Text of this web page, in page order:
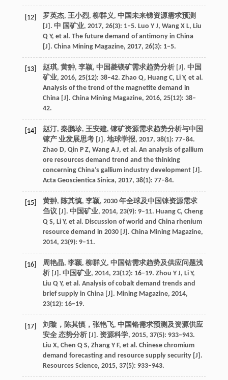
[12]
罗英杰, 王小烈, 柳群义, 中国未来锑资源需求预测
[J]. 中 国矿业, 2017, 26(3): 1–5. Luo Y J, Wang X L, Liu
Q Y, et al. The future demand of antimony in China
[J]. China Mining Magazine, 2017, 26(3): 1–5.
[13]
赵琪, 黄翀, 李颖, 中国菱镁矿需求趋势分析 [J]. 中国
矿业, 2016, 25(12): 38–42. Zhao Q, Huang C, Li Y, et al.
Analysis of the trend of the magnetite demand in
China [J]. China Mining Magazine, 2016, 25(12): 38–
42.
[14]
赵汀, 秦鹏珍, 王安建, 镓矿资源需求趋势分析与中国
镓产 业发展思考 [J]. 地球学报, 2017, 38(1): 77–84.
Zhao D, Qin P Z, Wang A J, et al. An analysis of gallium
ore resources demand trend and the thinking
concerning China’s gallium industry development [J].
Acta Geoscientica Sinica, 2017, 38(1): 77–84.
[15]
黄翀, 陈其慎, 李颖, 2030 年全球及中国铼资源需求
刍议 [J]. 中国矿业, 2014, 23(9): 9–11. Huang C, Cheng
Q S, Li Y, et al. Discussion of world and China rhenium
resource demand in 2030 [J]. China Mining Magazine,
2014, 23(9): 9–11.
[16]
周艳晶, 李颖, 柳群义, 中国钴需求趋势及供应问题浅
析 [J]. 中国矿业, 2014, 23(12): 16–19. Zhou Y J, Li Y,
Liu Q Y, et al. Analysis of cobalt demand trends and
brief supply in China [J]. Mining Magazine, 2014,
23(12): 16–19.
[17]
刘璇，陈其慎，张艳飞, 中国铬需求预测及资源供应
安全 态势分析 [J]. 资源科学, 2015, 37(5): 933–943.
Liu X, Chen Q S, Zhang Y F, et al. Chinese chromium
demand forecasting and resource supply security [J].
Resources Science, 2015, 37(5): 933–943.